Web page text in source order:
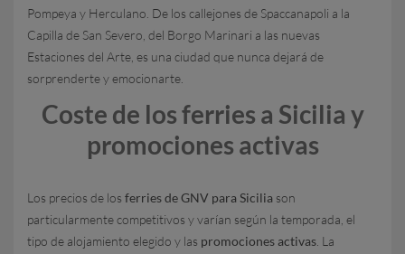
Pompeya y Herculano. De los callejones de Spaccanapoli a la
Capilla de San Severo, del Borgo Marinari a las nuevas
Estaciones del Arte, es una ciudad que nunca dejará de
sorprenderte y emocionarte.
Coste de los ferries a Sicilia y
promociones activas
Los precios de los ferries de GNV para Sicilia son
particularmente competitivos y varían según la temporada, el
tipo de alojamiento elegido y las promociones activas . La